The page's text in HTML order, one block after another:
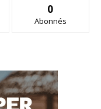
0
Abonnés